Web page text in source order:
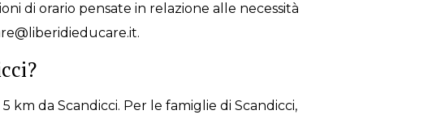
di orario pensate in relazione alle necessità
km da Scandicci. Per le famiglie di Scandicci,